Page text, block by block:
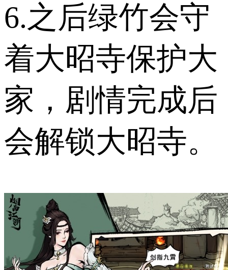
6.之后绿竹会守
着大昭寺保护大
家，剧情完成后
会解锁大昭寺。